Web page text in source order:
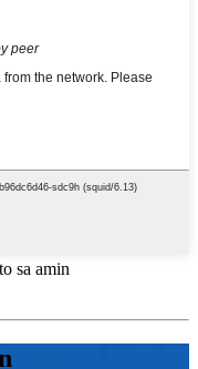
sa amin